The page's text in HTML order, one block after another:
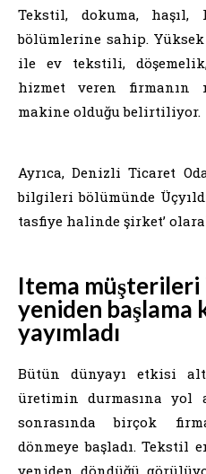
Tekstil, dokuma,
bölümlerine sahip.
ile ev tekstili,
hizmet veren firmanın
makine olduğu belirtiliyor.
Ayrıca, Denizli Ticaret
bilgileri bölümünde
tasfiye halinde şirket’
Itema müşterileri
yeniden başlama
yayımladı
Bütün dünyayı etkisi
üretimin durmasına yol
sonrasında birçok
dönmeye başladı. Tekstil
yeniden döndüğü